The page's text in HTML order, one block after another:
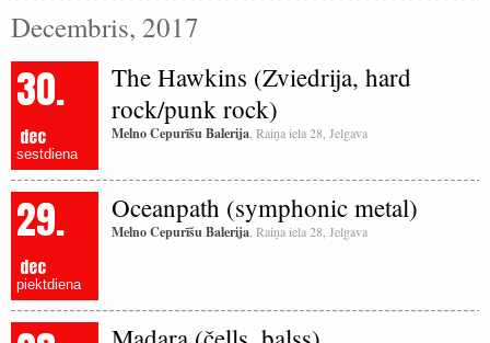
Decembris, 2017
30.
dec
sestdiena
The Hawkins (Zviedrija, hard
rock/punk rock)
Melno Cepurīšu Balerija , Raiņa iela 28, Jelgava
29.
dec
piektdiena
Oceanpath (symphonic metal)
Melno Cepurīšu Balerija , Raiņa iela 28, Jelgava